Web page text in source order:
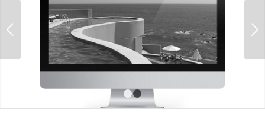
Next